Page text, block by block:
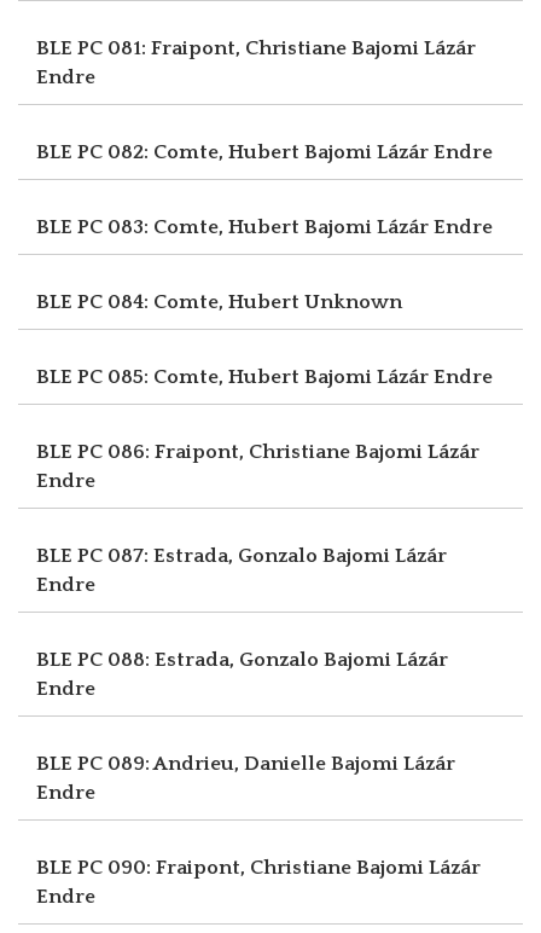
BLE PC 081: Fraipont, Christiane Bajomi Lázár
Endre
BLE PC 082: Comte, Hubert Bajomi Lázár Endre
BLE PC 083: Comte, Hubert Bajomi Lázár Endre
BLE PC 084: Comte, Hubert Unknown
BLE PC 085: Comte, Hubert Bajomi Lázár Endre
BLE PC 086: Fraipont, Christiane Bajomi Lázár
Endre
BLE PC 087: Estrada, Gonzalo Bajomi Lázár
Endre
BLE PC 088: Estrada, Gonzalo Bajomi Lázár
Endre
BLE PC 089: Andrieu, Danielle Bajomi Lázár
Endre
BLE PC 090: Fraipont, Christiane Bajomi Lázár
Endre